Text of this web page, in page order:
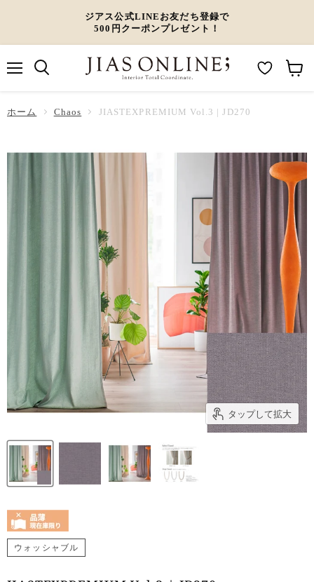
ジアス公式LINEお友だち登録で
500円クーポンプレゼント！
ー
h
見
る
ホーム Chaos JIASTEXPREMIUM Vol.3 | JD270
タップして拡大
ウォッシャブル